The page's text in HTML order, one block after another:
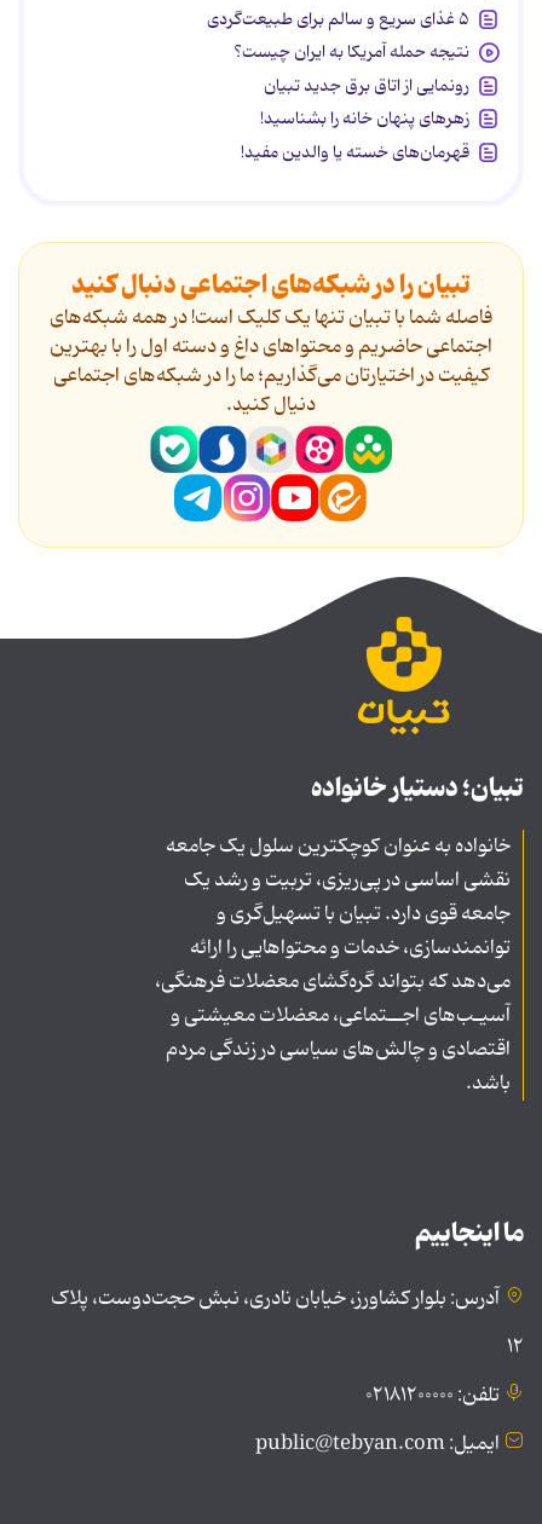
۵ غذای سریع و سالم برای طبیعت‌گردی
نتیجه حمله آمریکا به ایران چیست؟
رونمایی از اتاق برق جدید تبیان
زهرهای پنهان خانه را بشناسید!
قهرمان‌های خسته یا والدین مفید!
تبیان را در شبکه‌های اجتماعی دنبال کنید
فاصله شما با تبیان تنها یک کلیک است! در همه شبکه‌های
اجتماعی حاضریم و محتواهای داغ و دسته اول را با بهترین
کیفیت در اختیارتان می‌گذاریم؛ ما را در شبکه‌های اجتماعی
دنیال کنید.
تبیان؛ دستیار خانواده
خانواده به عنوان کوچکترین سلول یک جامعه
نقشی اساسی در پی‌ریزی، تربیت و رشد یک
جامعه قوی دارد. تبیان با تسهیل‌گری و
توانمندسازی، خدمات و محتواهایی را ارائه
می‌دهد که بتواند گره‌گشای معضلات فرهنگی،
آسیـب‌های اجــتماعی، معضلات معیشتی و
اقتصادی و چالش‌های سیاسی در زندگی مردم
باشد.
ما اینجاییم
آدرس: بلوار کشاورز، خیابان نادری، نبش حجت‌دوست، پلاک
۱۲
تلفن: ۰۲۱۸۱۲۰۰۰۰۰
ایمیل: public@tebyan.com